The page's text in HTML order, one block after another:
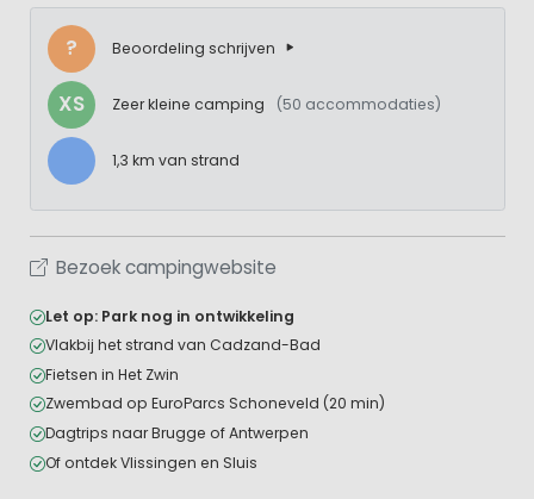
? Beoordeling schrijven
XS Zeer kleine camping (50 accommodaties)
1,3 km van strand
Bezoek campingwebsite
Let op: Park nog in ontwikkeling
Vlakbij het strand van Cadzand-Bad
Fietsen in Het Zwin
Zwembad op EuroParcs Schoneveld (20 min)
Dagtrips naar Brugge of Antwerpen
Of ontdek Vlissingen en Sluis